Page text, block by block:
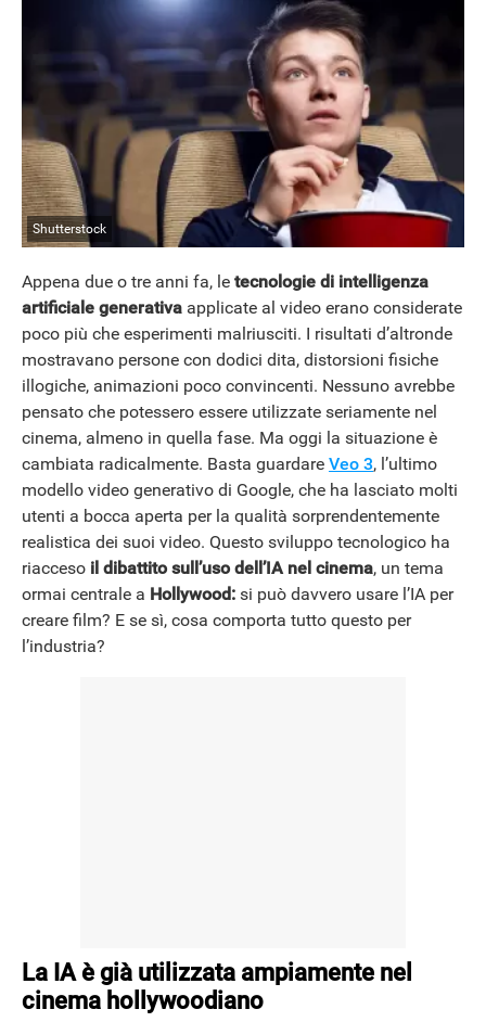
NEWS
Tecnologia scrive di serie tv, film e spettacolo.
Shutterstock
Appena due o tre anni fa, le tecnologie di intelligenza
artificiale generativa applicate al video erano considerate
poco più che esperimenti malriusciti. I risultati d’altronde
mostravano persone con dodici dita, distorsioni fisiche
illogiche, animazioni poco convincenti. Nessuno avrebbe
pensato che potessero essere utilizzate seriamente nel
cinema, almeno in quella fase. Ma oggi la situazione è
cambiata radicalmente. Basta guardare Veo 3, l’ultimo
modello video generativo di Google, che ha lasciato molti
utenti a bocca aperta per la qualità sorprendentemente
realistica dei suoi video. Questo sviluppo tecnologico ha
riacceso il dibattito sull’uso dell’IA nel cinema, un tema
ormai centrale a Hollywood: si può davvero usare l’IA per
creare film? E se sì, cosa comporta tutto questo per
l’industria?
La IA è già utilizzata ampiamente nel
cinema hollywoodiano